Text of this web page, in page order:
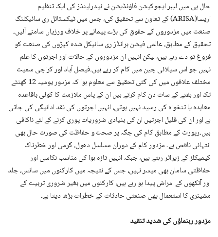
حال ہی میں لیبر ایجوکیشن فاؤنڈیشن نے نیدرلینڈز کی ایک تنظیم
اریسا(ARISA) کے تعاون سے تحقیق کی، جس میں ٹیکسٹائل ری سائیکلنگ
صنعت میں مزدوروں کے حقوق کی بڑے پیمانے پر خلاف ورزیاں سامنے آئیں۔
تحقیق کے مطابق، عالمی فیشن برانڈز ری سائیکل شدہ کپڑوں کی صنعت کو
فروغ تو دے رہے ہیں، لیکن انہیں ان مزدوروں کے حالات اور اجرتوں کا علم
نہیں جو اس سپلائی چین میں کام کر رہے ہیں۔فیصل آباد اور کراچی سمیت
مختلف علاقوں میں کی گئی تحقیق سے معلوم ہوا کہ مزدور یومیہ 12 گھنٹے
تک اور ہفتے کے سات دن کام کرتے ہیں ان کے پاس ملازمت کا کوئی باقاعدہ
معاہدہ یا تنخواہ کی رسید نہیں ہوتی، انہیں اجرتوں کی نقد ادائیگی کی جاتی
ہے اور ان کی قلیل اجرتیں ان کی بنیادی ضروریات پوری کرنے کے لئے ناکافی
ہیں۔رپورٹ کے مطابق کام کی جگہ پر صحت و حفاظت کی صورت حال بھی
انتہائی ناقص ہے۔ مزدور کام کے دوران مسلسل دھول، گرمی اور خطرناک
کیمیکلز کے زیراثر رہتے ہیں، جبکہ انہیں تازہ ہوا کی مناسب نکاسی اور
حفاظتی سامان بھی میسر نہیں، جس کے نتیجہ میں کارکنوں میں سانس، جلد
اور آنکھوں کے امراض پیدا ہو رہے ہیں، کارکنوں میں بغیر ضروری تربیت کے
مشینری کا استعمال بھی صنعتی حادثات کے خطرات بڑھا دیتا ہے۔
مزدور رہنماؤں کی شدید تنقید